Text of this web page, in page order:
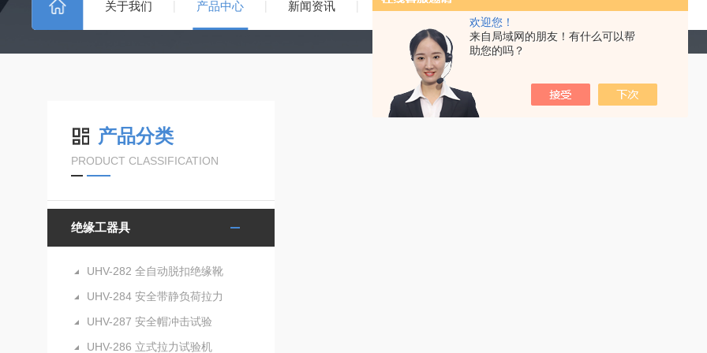
欢迎您！
来自局域网的朋友！有什么可以帮
助您的吗？
关于我们 产品中心 新闻资讯 技术文章
产品分类
PRODUCT CLASSIFICATION
绝缘工器具
UHV-282 全自动脱扣绝缘靴
UHV-284 安全带静负荷拉力
UHV-287 安全帽冲击试验
UHV-286 立式拉力试验机